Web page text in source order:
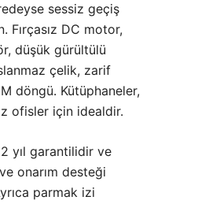
sessiz geçiş
Fırçasız DC motor,
düşük gürültülü
çelik, zarif
döngü. Kütüphaneler,
ofisler için idealdir.
yıl garantilidir ve
onarım desteği
parmak izi